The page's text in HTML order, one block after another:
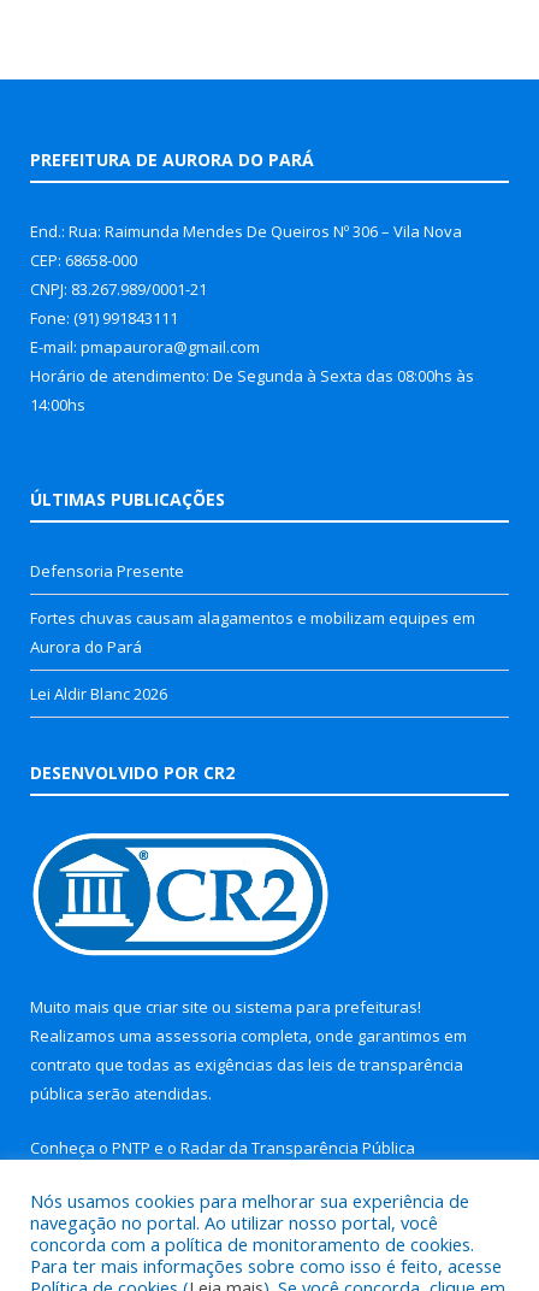
PREFEITURA DE AURORA DO PARÁ
End.: Rua: Raimunda Mendes De Queiros Nº 306 – Vila Nova
CEP: 68658-000
CNPJ: 83.267.989/0001-21
Fone: (91) 991843111
E-mail: pmapaurora@gmail.com
Horário de atendimento: De Segunda à Sexta das 08:00hs às
14:00hs
ÚLTIMAS PUBLICAÇÕES
Defensoria Presente
Fortes chuvas causam alagamentos e mobilizam equipes em
Aurora do Pará
Lei Aldir Blanc 2026
DESENVOLVIDO POR CR2
Muito mais que criar site ou sistema para prefeituras!
Realizamos uma assessoria completa, onde garantimos em
contrato que todas as exigências das leis de transparência
pública serão atendidas.
Conheça o PNTP e o Radar da Transparência Pública
Todos os direitos reservados a Prefeitura Municipal de Aurora
Nós usamos cookies para melhorar sua experiência de
navegação no portal. Ao utilizar nosso portal, você
concorda com a política de monitoramento de cookies.
Para ter mais informações sobre como isso é feito, acesse